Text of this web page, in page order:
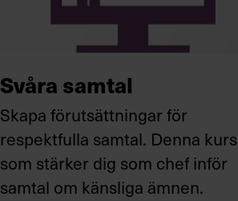
Svåra samtal
Skapa förutsättningar för
respektfulla samtal. Denna kurs
som stärker dig som chef inför
samtal om känsliga ämnen.